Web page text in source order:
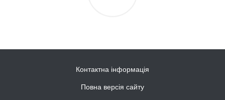
Контактна інформація
Повна версія сайту